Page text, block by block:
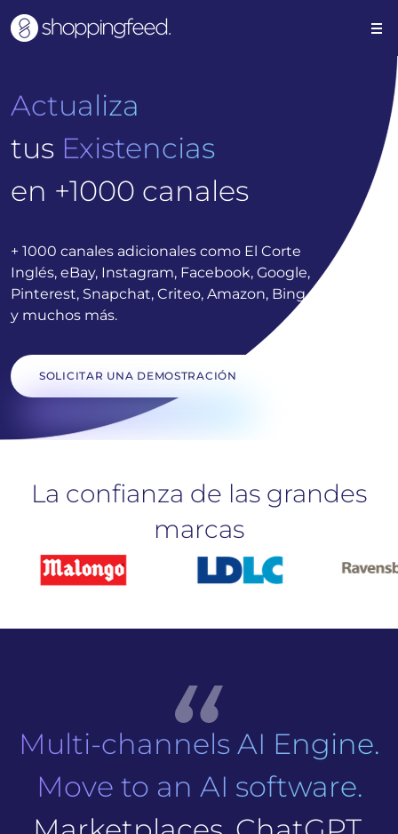
Actualiza
tus Existencias
en +1000 canales
+ 1000 canales adicionales como El Corte
Inglés, eBay, Instagram, Facebook, Google,
Pinterest, Snapchat, Criteo, Amazon, Bing,
y muchos más.
SOLICITAR UNA DEMOSTRACIÓN
La confianza de las grandes
marcas
Multi-channels AI Engine.
Move to an AI software.